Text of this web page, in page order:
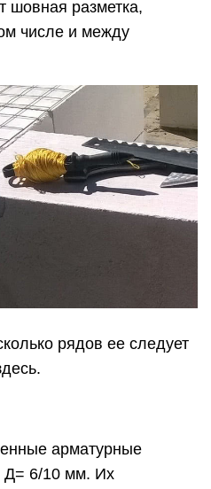
шовная разметка,
числе и между
рядов ее следует
арматурные
Д= 6/10 мм. Их